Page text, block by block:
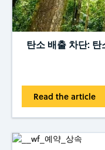
탄소 배출 차단:
Read the article